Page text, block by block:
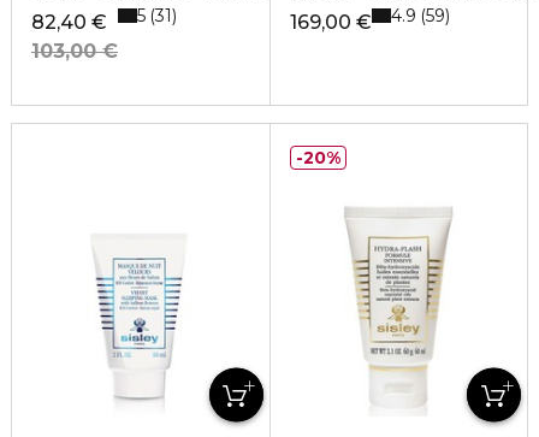
82,40 €
103,00 €
5 31 169,00 € 4.9 59
20%